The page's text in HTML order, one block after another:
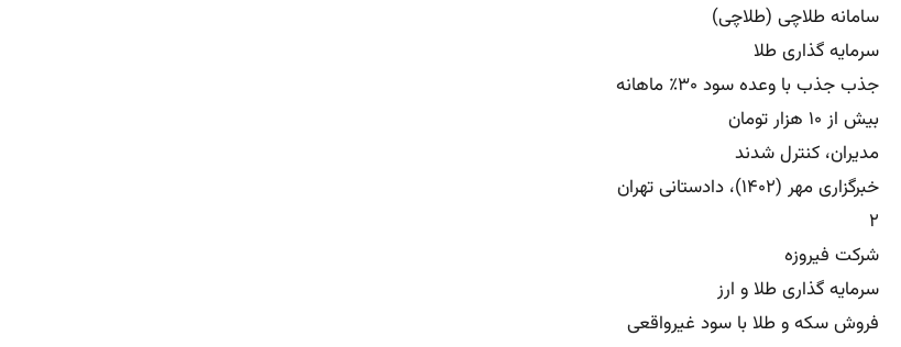
سامانه طلاچی (طلاچی)
سرمایه گذاری طلا
جذب جذب با وعده سود ۳۰٪ ماهانه
بیش از ۱۰ هزار تومان
مدیران، کنترل شدند
خبرگزاری مهر (۱۴۰۲)، دادستانی تهران
۲
شرکت فیروزه
سرمایه گذاری طلا و ارز
فروش سکه و طلا با سود غیرواقعی